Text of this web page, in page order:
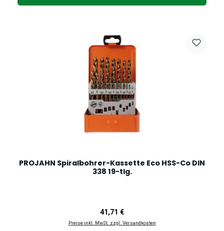
PROJAHN Spiralbohrer-Kassette Eco HSS-Co DIN
338 19-tlg.
Regulärer Preis:
41,71 €
Preise inkl. MwSt. zzgl. Versandkosten